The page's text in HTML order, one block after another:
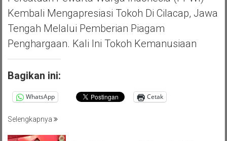
Kembali Mengapresiasi Tokoh Di Cilacap, Jawa
Tengah Melalui Pemberian Piagam
Penghargaan. Kali Ini Tokoh Kemanusiaan
Bagikan ini:
WhatsApp Cetak
Selengkapnya